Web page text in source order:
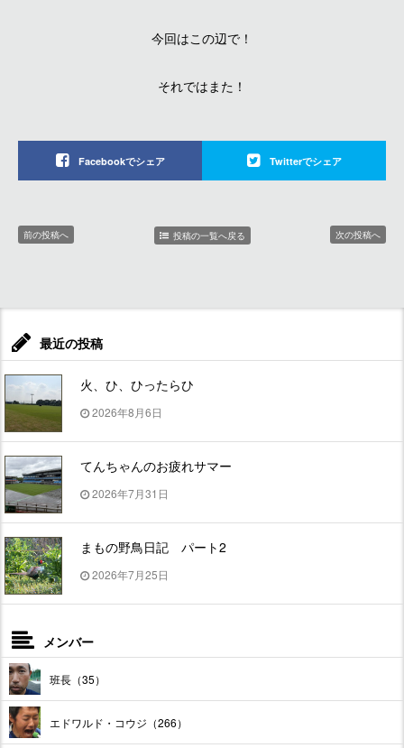
今回はこの辺で！
それではまた！
Facebookでシェア Twitterでシェア
前の投稿へ 投稿の一覧へ戻る 次の投稿へ
最近の投稿
火、ひ、ひったらひ
2026年8月6日
てんちゃんのお疲れサマー
2026年7月31日
まもの野鳥日記 パート2
2026年7月25日
メンバー
班長（35）
エドワルド・コウジ（266）